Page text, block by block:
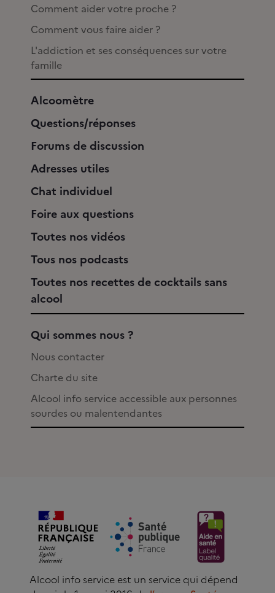
Comment aider votre proche ?
Comment vous faire aider ?
L'addiction et ses conséquences sur votre
famille
Alcoomètre
Questions/réponses
Forums de discussion
Adresses utiles
Chat individuel
Foire aux questions
Toutes nos vidéos
Tous nos podcasts
Toutes nos recettes de cocktails sans
alcool
Qui sommes nous ?
Nous contacter
Charte du site
Alcool info service accessible aux personnes
sourdes ou malentendantes
Alcool info service est un service qui dépend